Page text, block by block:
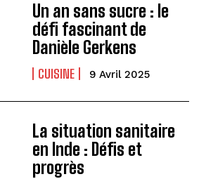
Un an sans sucre : le
défi fascinant de
Danièle Gerkens
CUISINE 9 Avril 2025
La situation sanitaire
en Inde : Défis et
progrès